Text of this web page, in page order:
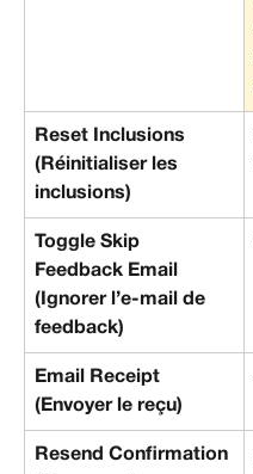
Reset Inclusions
(Réinitialiser les
inclusions)
Toggle Skip
Feedback Email
(Ignorer l’e-mail de
feedback)
Email Receipt
(Envoyer le reçu)
Resend Confirmation